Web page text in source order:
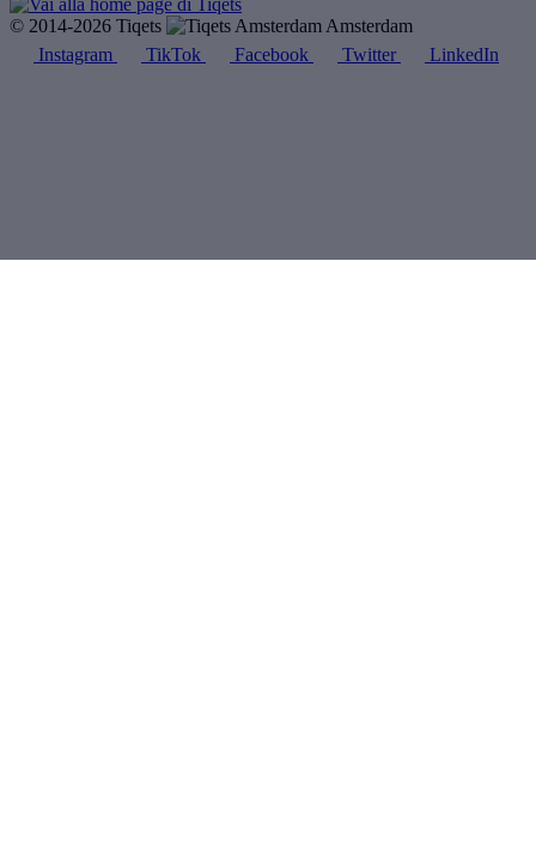
© 2014-2026 Tiqets
Amsterdam
Instagram
TikTok Facebook Twitter LinkedIn